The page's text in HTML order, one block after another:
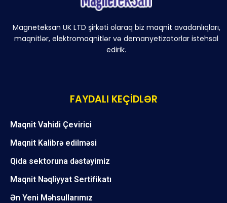
Magneteksan UK LTD şirkəti olaraq biz maqnit avadanlıqları,
maqnitlər, elektromaqnitlər və demanyetizatorlar istehsal
edirik.
FAYDALI KEÇİDLƏR
Maqnit Vahidi Çevirici
Maqnit Kalibrə edilməsi
Qida sektoruna dəstəyimiz
Maqnit Nəqliyyat Sertifikatı
Ən Yeni Məhsullarımız